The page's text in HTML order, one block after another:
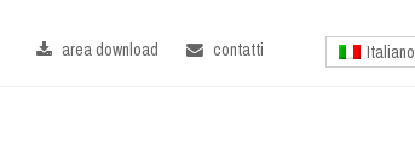
area download contatti Italiano